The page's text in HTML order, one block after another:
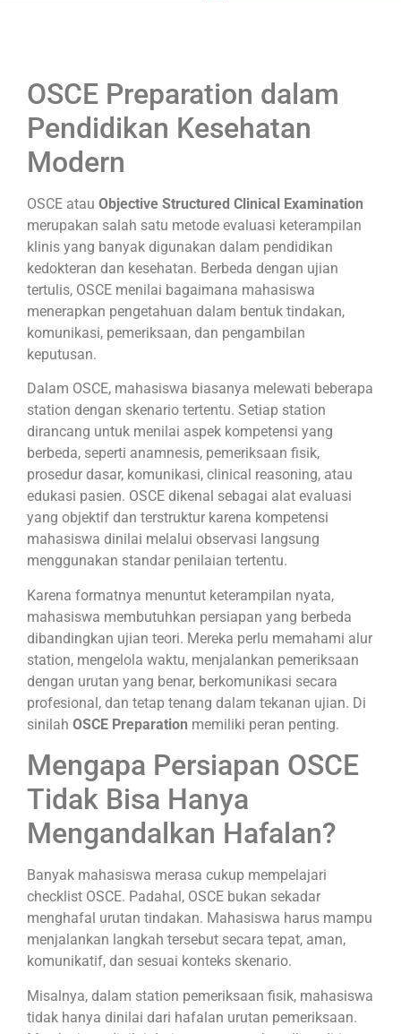
OSCE Preparation dalam
Pendidikan Kesehatan
Modern
OSCE atau Objective Structured Clinical Examination
merupakan salah satu metode evaluasi keterampilan
klinis yang banyak digunakan dalam pendidikan
kedokteran dan kesehatan. Berbeda dengan ujian
tertulis, OSCE menilai bagaimana mahasiswa
menerapkan pengetahuan dalam bentuk tindakan,
komunikasi, pemeriksaan, dan pengambilan
keputusan.
Dalam OSCE, mahasiswa biasanya melewati beberapa
station dengan skenario tertentu. Setiap station
dirancang untuk menilai aspek kompetensi yang
berbeda, seperti anamnesis, pemeriksaan fisik,
prosedur dasar, komunikasi, clinical reasoning, atau
edukasi pasien. OSCE dikenal sebagai alat evaluasi
yang objektif dan terstruktur karena kompetensi
mahasiswa dinilai melalui observasi langsung
menggunakan standar penilaian tertentu.
Karena formatnya menuntut keterampilan nyata,
mahasiswa membutuhkan persiapan yang berbeda
dibandingkan ujian teori. Mereka perlu memahami alur
station, mengelola waktu, menjalankan pemeriksaan
dengan urutan yang benar, berkomunikasi secara
profesional, dan tetap tenang dalam tekanan ujian. Di
sinilah OSCE Preparation memiliki peran penting.
Mengapa Persiapan OSCE
Tidak Bisa Hanya
Mengandalkan Hafalan?
Banyak mahasiswa merasa cukup mempelajari
checklist OSCE. Padahal, OSCE bukan sekadar
menghafal urutan tindakan. Mahasiswa harus mampu
menjalankan langkah tersebut secara tepat, aman,
komunikatif, dan sesuai konteks skenario.
Misalnya, dalam station pemeriksaan fisik, mahasiswa
tidak hanya dinilai dari hafalan urutan pemeriksaan.